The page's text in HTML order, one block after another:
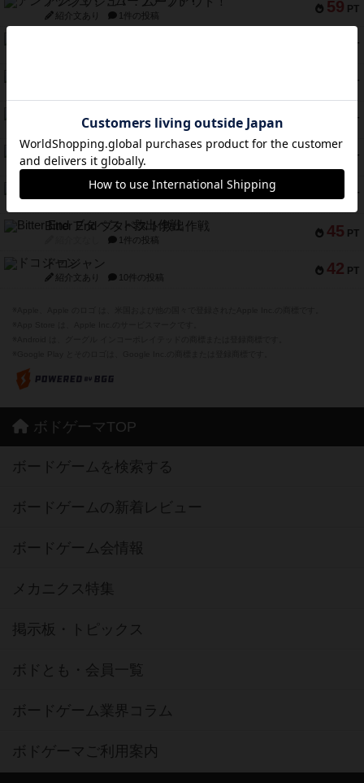
59 PT
紹介文あり 1件の投稿
PT
PT
PT
紹介文なし 8件の投稿
PT
スカルキング
紹介文あり 12件の投稿
45 PT
紹介文あり 1件の投稿
45 PT
Bitter End ブタペスト救出作戦
1件の投稿
42 PT
ドコジャン
紹介文あり 10件の投稿
ボドゲーマTOP
ボードゲームを検索する
ボードゲームの新着レビュー
ボードゲーム会情報
メカニクス特集
掲示板・トピックス
ボドとも・会員一覧
ボードゲーム業界コラム
ボドゲーマご利用案内